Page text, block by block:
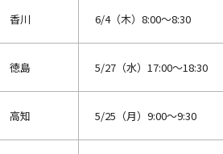
香川 6/4（木）8:00～8:30
徳島 5/27（水）17:00～18:30
高知 5/25（月）9:00～9:30